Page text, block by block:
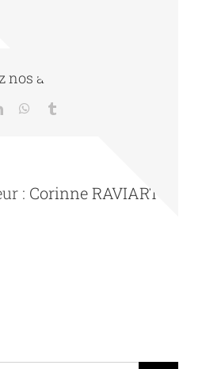
nos actualités
LinkedInWhatsApp
: Corinne RAVIART